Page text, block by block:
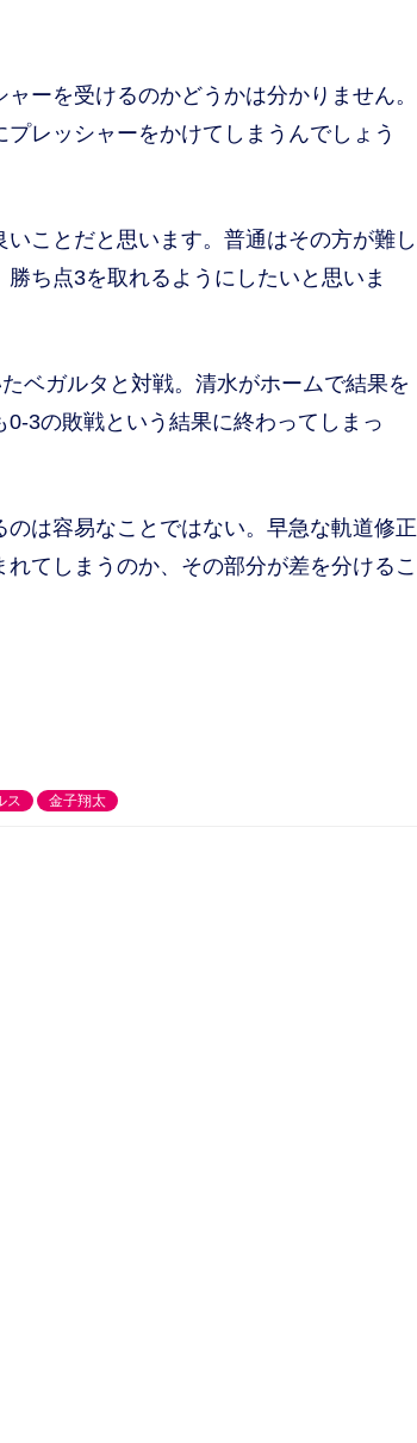
ーを受けるのかどうかは分かりません。
レッシャーをかけてしまうんでしょう
ことだと思います。普通はその方が難し
ち点3を取れるようにしたいと思いま
ベガルタと対戦。清水がホームで結果を
3の敗戦という結果に終わってしまっ
は容易なことではない。早急な軌道修正
てしまうのか、その部分が差を分けるこ
ス 金子翔太